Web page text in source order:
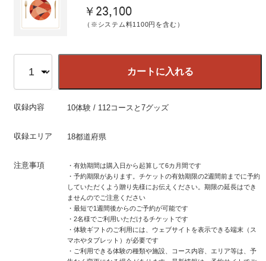
￥23,100
（※システム料1100円を含む）
カートに入れる
収録内容 10体験 / 112コースと7グッズ
収録エリア 18都道府県
注意事項
・有効期間は購入日から起算して6カ月間です
・予約期限があります。チケットの有効期限の2週間前までに予約
していただくよう贈り先様にお伝えください。期限の延長はでき
ませんのでご注意ください
・最短で1週間後からのご予約が可能です
・2名様でご利用いただけるチケットです
・体験ギフトのご利用には、ウェブサイトを表示できる端末（ス
マホやタブレット）が必要です
・ご利用できる体験の種類や施設、コース内容、エリア等は、予